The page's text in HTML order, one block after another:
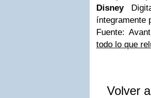
Disney
íntegramente
Fuente:
todo lo que
Volver